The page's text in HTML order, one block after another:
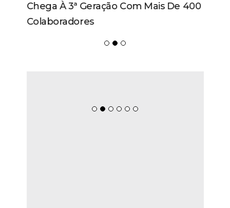
Chega À 3ª Geração Com Mais De 400
Colaboradores